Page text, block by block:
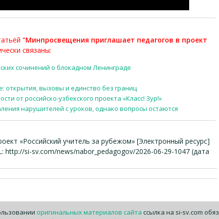
"Минпросвещения приглашает педагогов в проект
связаны:
сочинений о блокадном Ленинграде
открытия, вызовы и единство без границ
от российско-узбекского проекта «Класс! Зур!»
нарушителей с уроков, однако вопросы остаются
«Российский учитель за рубежом» [Электронный ресурс]
http://si-sv.com/news/nabor_pedagogov/2026-06-29-1047 (дата
оригинальных материалов сайта ссылка на si-sv.com